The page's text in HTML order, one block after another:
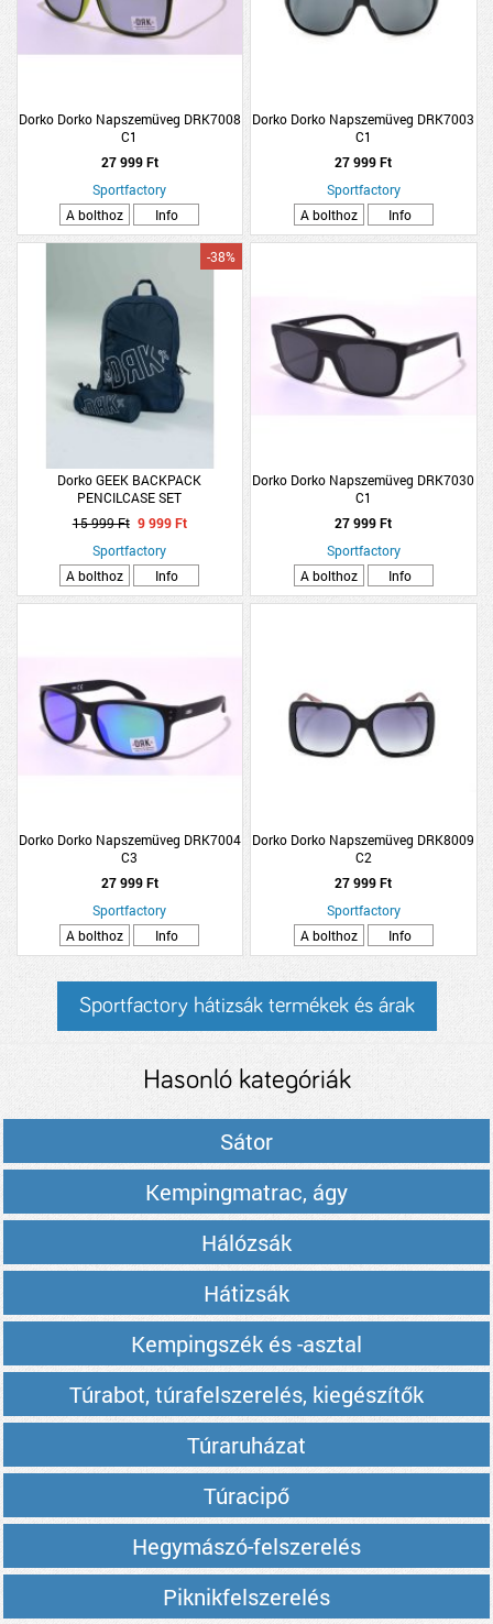
Dorko Dorko Napszemüveg DRK7008
C1
27 999 Ft
Sportfactory
A bolthoz
Info
Dorko Dorko Napszemüveg DRK7003
C1
27 999 Ft
Sportfactory
A bolthoz
Info
Dorko GEEK BACKPACK
PENCILCASE SET
-38%
15 999 Ft 9 999 Ft
Sportfactory
A bolthoz
Info
Dorko Dorko Napszemüveg DRK7030
C1
27 999 Ft
Sportfactory
A bolthoz
Info
Dorko Dorko Napszemüveg DRK7004
C3
27 999 Ft
Sportfactory
A bolthoz
Info
Dorko Dorko Napszemüveg DRK8009
C2
27 999 Ft
Sportfactory
A bolthoz
Info
Sportfactory hátizsák termékek és árak
Hasonló kategóriák
Sátor
Kempingmatrac, ágy
Hálózsák
Hátizsák
Kempingszék és -asztal
Túrabot, túrafelszerelés, kiegészítők
Túraruházat
Túracipő
Hegymászó-felszerelés
Piknikfelszerelés